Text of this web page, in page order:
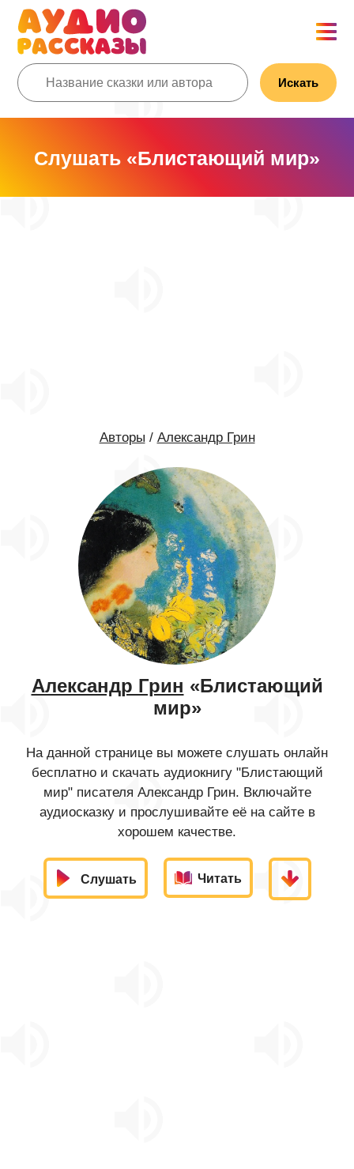
Искать
Слушать «Блистающий мир»
Авторы / Александр Грин
Александр Грин «Блистающий
мир»
На данной странице вы можете слушать онлайн
бесплатно и скачать аудиокнигу "Блистающий
мир" писателя Александр Грин. Включайте
аудиосказку и прослушивайте её на сайте в
хорошем качестве.
Слушать Читать